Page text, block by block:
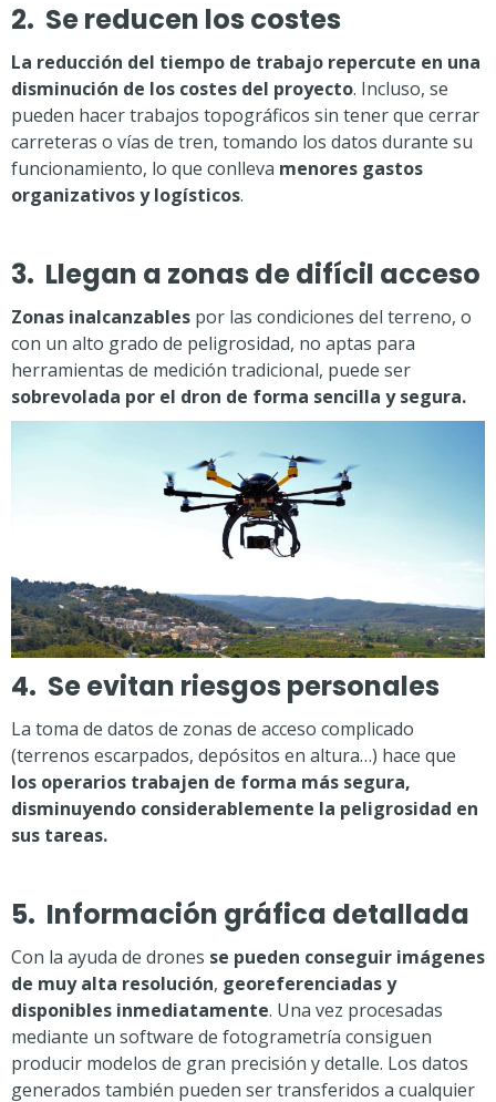
2. Se reducen los costes
La reducción del tiempo de trabajo repercute en una
disminución de los costes del proyecto. Incluso, se
pueden hacer trabajos topográficos sin tener que cerrar
carreteras o vías de tren, tomando los datos durante su
funcionamiento, lo que conlleva menores gastos
organizativos y logísticos.
3. Llegan a zonas de difícil acceso
Zonas inalcanzables por las condiciones del terreno, o
con un alto grado de peligrosidad, no aptas para
herramientas de medición tradicional, puede ser
sobrevolada por el dron de forma sencilla y segura.
4. Se evitan riesgos personales
La toma de datos de zonas de acceso complicado
(terrenos escarpados, depósitos en altura…) hace que
los operarios trabajen de forma más segura,
disminuyendo considerablemente la peligrosidad en
sus tareas.
5. Información gráfica detallada
Con la ayuda de drones se pueden conseguir imágenes
de muy alta resolución, georeferenciadas y
disponibles inmediatamente. Una vez procesadas
mediante un software de fotogrametría consiguen
producir modelos de gran precisión y detalle. Los datos
generados también pueden ser transferidos a cualquier